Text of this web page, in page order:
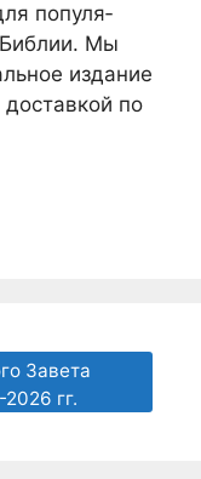
популя­
Библии. Мы
издание
по
Завета
гг.